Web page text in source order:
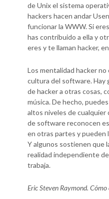
de Unix el sistema
hackers hacen andar
funcionar la WWW. Si
has contribuido a ella y
eres y te llaman hacker,
Los mentalidad hacker
cultura del software. Hay
de hacker a otras cosas,
música. De hecho,
altos niveles de cualquier
de software reconocen
en otras partes y pueden
Y algunos sostienen que
realidad independiente
trabaja.
Eric Steven Raymond. Cómo